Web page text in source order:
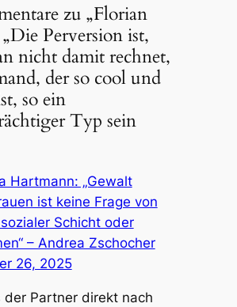
zu „Florian
Perversion ist,
nicht damit rechnet,
der so cool und
so ein
Typ sein
Hartmann: „Gewalt
ist keine Frage von
Schicht oder
– Andrea Zschocher
26, 2025
Partner direkt nach